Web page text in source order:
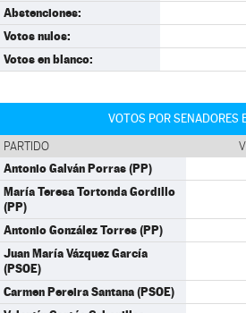
Abstenciones:
Votos nulos:
Votos en blanco:
VOTOS POR SENADORES
PARTIDO
Antonio Galván Porras (PP)
María Teresa Tortonda Gordillo
(PP)
Antonio González Torres (PP)
Juan María Vázquez García
(PSOE)
Carmen Pereira Santana (PSOE)